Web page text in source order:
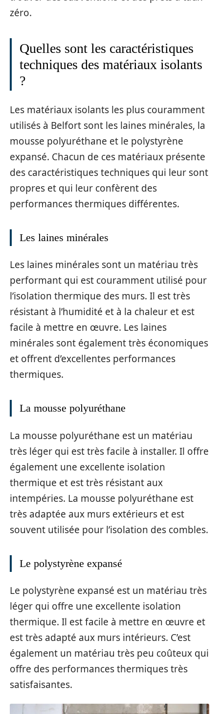
zéro.
Quelles sont les caractéristiques
techniques des matériaux isolants
?
Les matériaux isolants les plus couramment
utilisés à Belfort sont les laines minérales, la
mousse polyuréthane et le polystyrène
expansé. Chacun de ces matériaux présente
des caractéristiques techniques qui leur sont
propres et qui leur confèrent des
performances thermiques différentes.
Les laines minérales
Les laines minérales sont un matériau très
performant qui est couramment utilisé pour
l’isolation thermique des murs. Il est très
résistant à l’humidité et à la chaleur et est
facile à mettre en œuvre. Les laines
minérales sont également très économiques
et offrent d’excellentes performances
thermiques.
La mousse polyuréthane
La mousse polyuréthane est un matériau
très léger qui est très facile à installer. Il offre
également une excellente isolation
thermique et est très résistant aux
intempéries. La mousse polyuréthane est
très adaptée aux murs extérieurs et est
souvent utilisée pour l’isolation des combles.
Le polystyrène expansé
Le polystyrène expansé est un matériau très
léger qui offre une excellente isolation
thermique. Il est facile à mettre en œuvre et
est très adapté aux murs intérieurs. C’est
également un matériau très peu coûteux qui
offre des performances thermiques très
satisfaisantes.